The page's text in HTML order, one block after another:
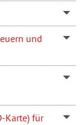
und
Karte) für